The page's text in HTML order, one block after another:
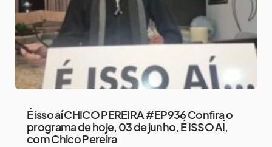
É isso aí CHICO PEREIRA #EP936 Confira o
programa de hoje, 03 de junho, É ISSO AÍ,
com Chico Pereira